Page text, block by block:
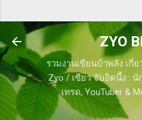
ZYO
รวมงานเขียนบ้าพลัง เกี่
Zyo / เซียว จับอิดนึ้ง :
เทรด, YouTuber &